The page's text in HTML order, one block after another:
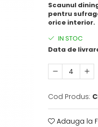
Scaunul
pentru
orice interior.
IN STOC
Data de
Cod Produs:
Adauga la